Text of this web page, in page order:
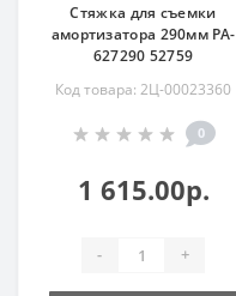
Стяжка для съемки
амортизатора 290мм PA-
627290 52759
Код товара: 2Ц-00023360
0
1 615.00р.
- +